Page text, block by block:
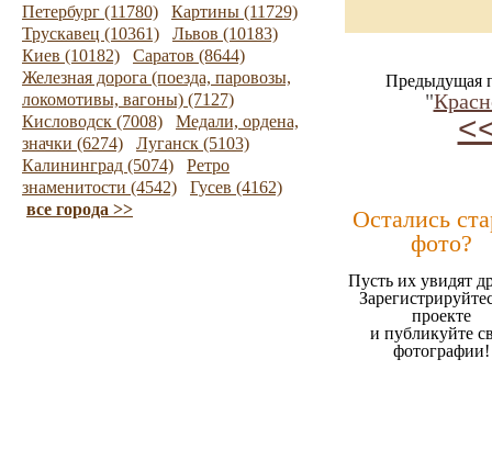
Петербург (11780)
Картины (11729)
Трускавец (10361)
Львов (10183)
Киев (10182)
Саратов (8644)
Железная дорога (поезда, паровозы,
локомотивы, вагоны) (7127)
Кисловодск (7008)
Медали, ордена,
значки (6274)
Луганск (5103)
Калининград (5074)
Ретро
знаменитости (4542)
Гусев (4162)
все города >>
Предыдущая
"
Остались
фото?
Пусть их увидят
проекте
и публикуйте
фотографии!